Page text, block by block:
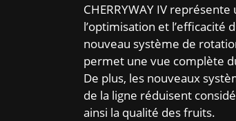
CHERRYWAY IV
l’optimisation et l’efficacité
nouveau système de
permet une vue complète
De plus, les nouveaux
de la ligne réduisent
ainsi la qualité des fruits.